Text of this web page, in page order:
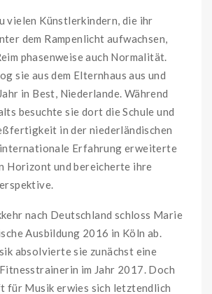
vielen Künstlerkindern, die ihr
dem Rampenlicht aufwachsen,
phasenweise auch Normalität.
sie aus dem Elternhaus aus und
in Best, Niederlande. Während
besuchte sie dort die Schule und
in der niederländischen
internationale Erfahrung erweiterte
Horizont und bereicherte ihre
nach Deutschland schloss Marie
Ausbildung 2016 in Köln ab.
absolvierte sie zunächst eine
im Jahr 2017. Doch
für Musik erwies sich letztendlich